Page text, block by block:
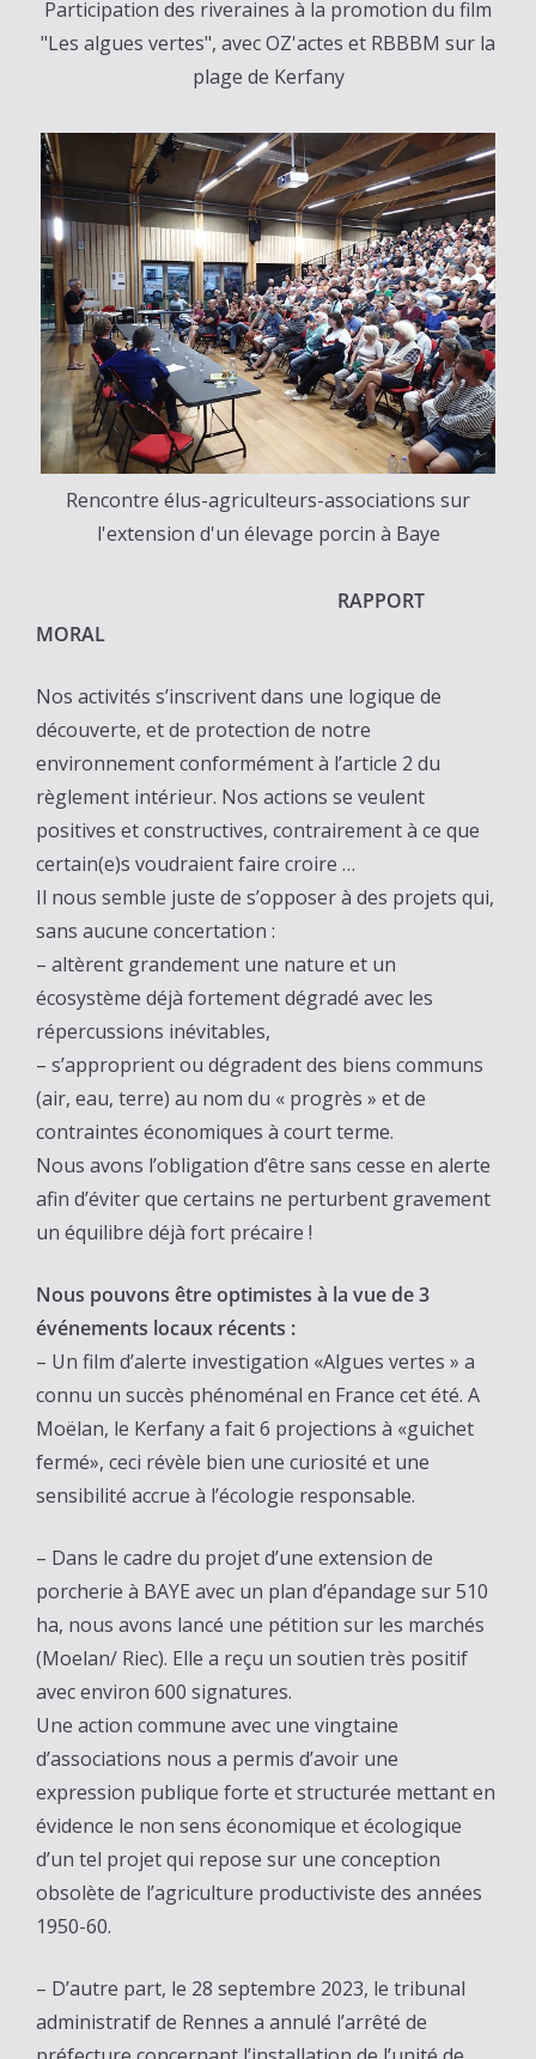
Participation des riveraines à la promotion du film
"Les algues vertes", avec OZ'actes et RBBBM sur la
plage de Kerfany
Rencontre élus-agriculteurs-associations sur
l'extension d'un élevage porcin à Baye
RAPPORT
MORAL
Nos activités s’inscrivent dans une logique de
découverte, et de protection de notre
environnement conformément à l’article 2 du
règlement intérieur. Nos actions se veulent
positives et constructives, contrairement à ce que
certain(e)s voudraient faire croire …
Il nous semble juste de s’opposer à des projets qui,
sans aucune concertation :
– altèrent grandement une nature et un
écosystème déjà fortement dégradé avec les
répercussions inévitables,
– s’approprient ou dégradent des biens communs
(air, eau, terre) au nom du « progrès » et de
contraintes économiques à court terme.
Nous avons l’obligation d’être sans cesse en alerte
afin d’éviter que certains ne perturbent gravement
un équilibre déjà fort précaire !
Nous pouvons être optimistes à la vue de 3
événements locaux récents :
– Un film d’alerte investigation «Algues vertes » a
connu un succès phénoménal en France cet été. A
Moëlan, le Kerfany a fait 6 projections à «guichet
fermé», ceci révèle bien une curiosité et une
sensibilité accrue à l’écologie responsable.
– Dans le cadre du projet d’une extension de
porcherie à BAYE avec un plan d’épandage sur 510
ha, nous avons lancé une pétition sur les marchés
(Moelan/ Riec). Elle a reçu un soutien très positif
avec environ 600 signatures.
Une action commune avec une vingtaine
d’associations nous a permis d’avoir une
expression publique forte et structurée mettant en
évidence le non sens économique et écologique
d’un tel projet qui repose sur une conception
obsolète de l’agriculture productiviste des années
1950-60.
– D’autre part, le 28 septembre 2023, le tribunal
administratif de Rennes a annulé l’arrêté de